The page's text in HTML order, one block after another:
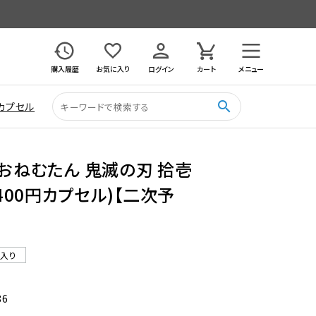
購入履歴
お気に入り ログイン カート メニュー
プセル search
ねむたん 鬼滅の刃 拾壱
円カプセル)【二次予
り